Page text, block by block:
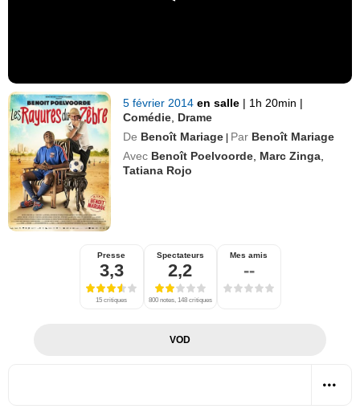
5 février 2014en salle | 1h 20min |
Comédie Drame
De Benoît Mariage | Par Benoît Mariage
Avec Benoît Poelvoorde Marc Zinga
Tatiana Rojo
Presse
3,3
15 critiques
Spectateurs
2,2
800 notes, 148 critiques
Mes amis
--
VOD